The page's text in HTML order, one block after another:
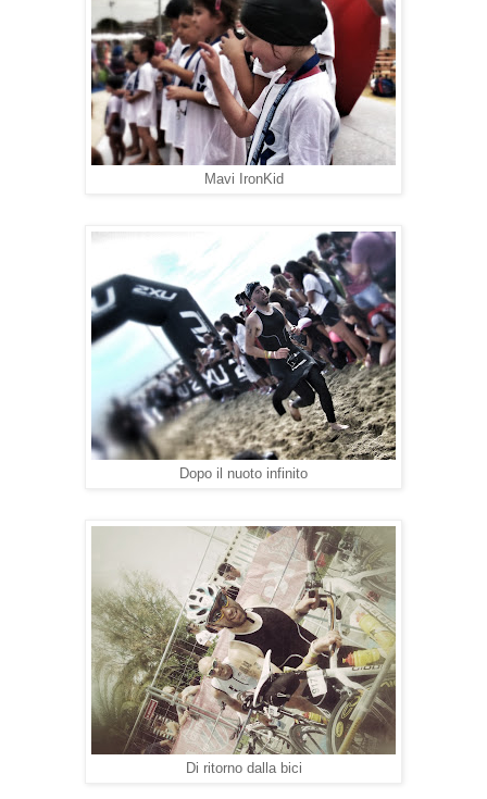
Mavi IronKid
Dopo il nuoto infinito
Di ritorno dalla bici